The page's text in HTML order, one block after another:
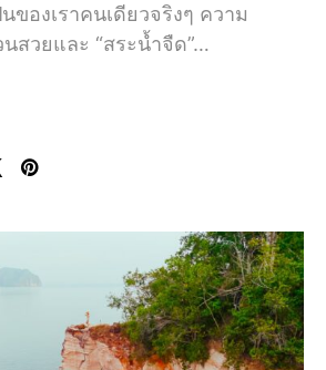
ของเราคนเดียวจริงๆ ความ
สวยและ “สระน้ำจืด”…